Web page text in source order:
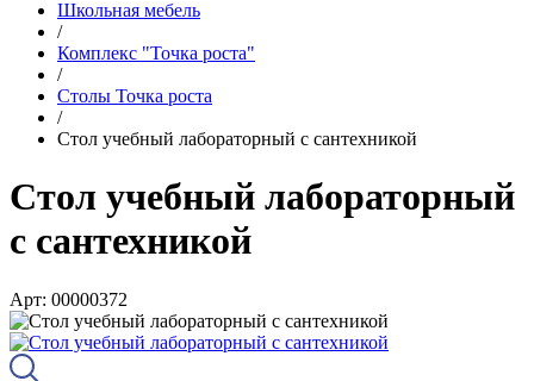
Школьная мебель
/
Комплекс "Точка роста"
/
Столы Точка роста
/
Стол учебный лабораторный с сантехникой
Стол учебный лабораторный
с сантехникой
Арт: 00000372